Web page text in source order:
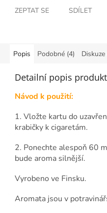
ZEPTAT SE SDÍLET
Popis Podobné (4) Diskuze
Detailní popis
Návod k použití:
1. Vložte kartu do
krabičky k cigaretám.
2. Ponechte alespoň 60
bude aroma silnější.
Vyrobeno ve Finsku.
Aromata jsou v